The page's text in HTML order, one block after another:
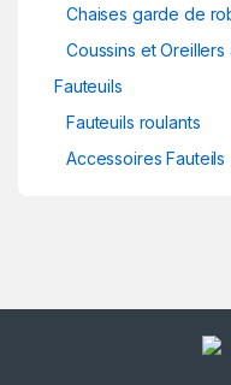
Chaises garde de
Coussins et
Fauteuils
Fauteuils roulants
Accessoires Fauteils